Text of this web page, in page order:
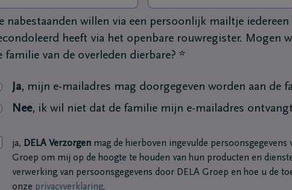
nabestaanden willen via een persoonlijk mailtje
heeft via het openbare rouwregister. Mogen
familie van de overleden dierbare? *
Ja, mijn e-mailadres mag doorgegeven worden aan de
Nee, ik wil niet dat de familie mijn e-mailadres ontvangt
ja, DELA Verzorgenmag de hierboven ingevulde persoonsgegevens
Groep om mij op de hoogte te houden van hun producten en
verwerking van persoonsgegevens door DELA Groep en hoe u de
onze privacyverklaring.